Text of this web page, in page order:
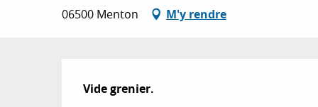
06500 Menton M'y rendre
Description
Vide grenier.